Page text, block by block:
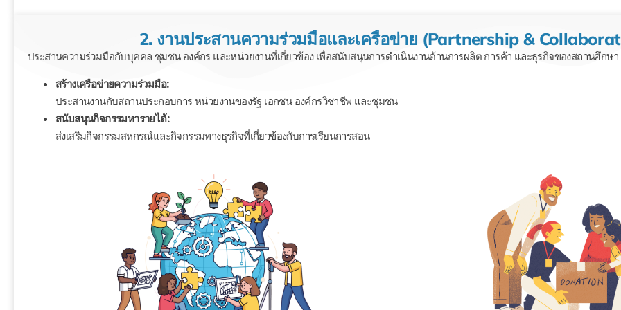
2. งานประสานความร่วมมือและเครือข่าย (Partnership &
ประสานความร่วมมือกับบุคคล ชุมชน องค์กร และหน่วยงานที่เกี่ยวข้อง เพื่อสนับสนุนการดำเนินงานด้านการผลิต การค้า และธุรกิจของสถานศึกษา
สร้างเครือข่ายความร่วมมือ:
ประสานงานกับสถานประกอบการ หน่วยงานของรัฐ เอกชน องค์กรวิชาชีพ และชุมชน
สนับสนุนกิจกรรมหารายได้:
ส่งเสริมกิจกรรมสหกรณ์และกิจกรรมทางธุรกิจที่เกี่ยวข้องกับการเรียนการสอน